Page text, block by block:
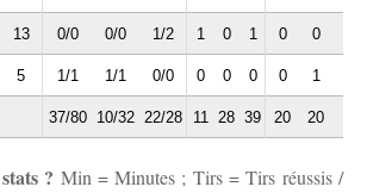
13 0/0 0/0 1/2 1 0 1 0 0
5 1/1 1/1 0/0 0 0 0 0 1
37/80 10/32 22/28 11 28 39 20 20
? Min = Minutes ; Tirs = Tirs réussis /